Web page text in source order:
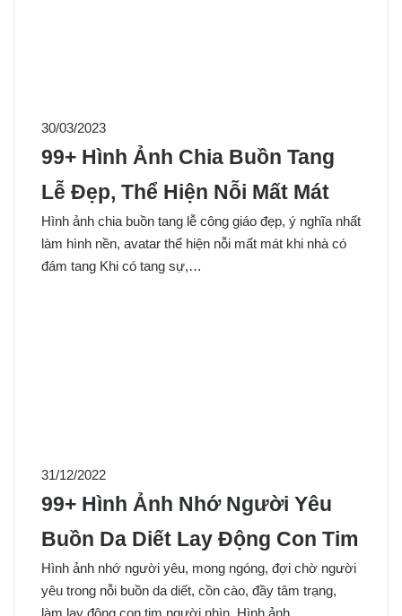
30/03/2023
99+ Hình Ảnh Chia Buồn Tang
Lễ Đẹp, Thể Hiện Nỗi Mất Mát
Hình ảnh chia buồn tang lễ công giáo đẹp, ý nghĩa nhất
làm hình nền, avatar thể hiện nỗi mất mát khi nhà có
đám tang Khi có tang sự,…
31/12/2022
99+ Hình Ảnh Nhớ Người Yêu
Buồn Da Diết Lay Động Con Tim
Hình ảnh nhớ người yêu, mong ngóng, đợi chờ người
yêu trong nỗi buồn da diết, cồn cào, đầy tâm trạng,